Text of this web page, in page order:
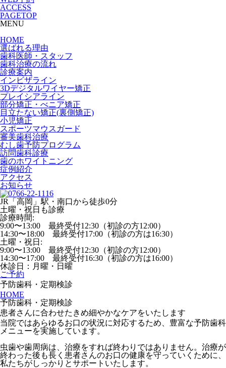
ACCESS
PAGETOP
MENU
HOME
選ばれる理由
歯科医師・スタッフ
歯科治療の流れ
診療案内
インビザライン
3Dデジタルワイヤー矯正
プレイシアライン
部分矯正・べニア矯正
目立たない矯正(裏側矯正)
小児矯正
スポーツマウスガード
審美歯科治療
むし歯予防プログラム
訪問歯科診療
歯のホワイトニング
症例紹介
アクセス
お知らせ
JR「高岡」駅・南口から徒歩0分
土曜・祝日も診療
診療時間:
9:00〜13:00 最終受付12:30（初診の方12:00）
14:30〜18:00 最終受付17:00（初診の方は16:30）
土曜・祝日:
9:00〜13:00 最終受付12:30（初診の方12:00）
14:30〜17:00 最終受付16:30（初診の方は16:00）
休診日：月曜・日曜
ご予約
予防歯科・定期検診
HOME
予防歯科・定期検診
患者さんに合わせたきめ細やかなケアをいたします
当院ではあらゆるお口の状況に対応するため、豊富な予防歯科
メニューを実施しています。
虫歯や歯周病は、治療をすれば終わりではありません。治療が
終わった後も長く患者さんのお口の健康を守っていくために、
私たちがしっかりとサポートいたします。